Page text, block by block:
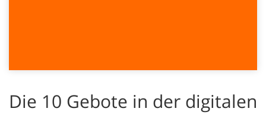
Die 10 Gebote in der digitalen